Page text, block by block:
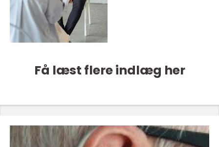
Få læst flere indlæg her